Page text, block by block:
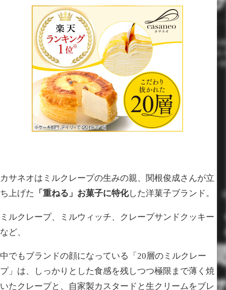
カサネオはミルクレープの生みの親、関根俊成さんが立
ち上げた
「重ねる」お菓子に特化した洋菓子ブランド。
ミルクレープ、ミルウィッチ、クレープサンドクッキー
など、
中でもブランドの顔になっている「20層のミルクレー
プ」は、しっかりとした食感を残しつつ極限まで薄く焼
いたクレープと、自家製カスタードと生クリームをブレ